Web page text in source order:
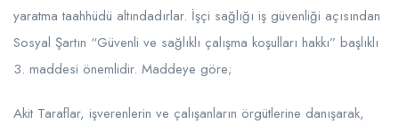
yaratma taahhüdü altındadırlar. İşçi sağlığı iş güvenliği açısından
Sosyal Şartın “Güvenli ve sağlıklı çalışma koşulları hakkı” başlıklı
3. maddesi önemlidir. Maddeye göre;
Akit Taraflar, işverenlerin ve çalışanların örgütlerine danışarak,